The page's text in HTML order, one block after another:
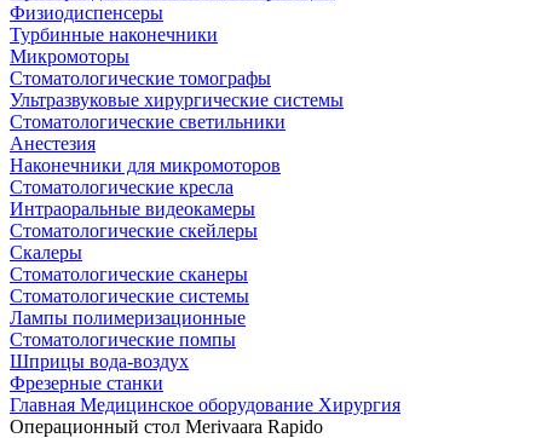
Физиодиспенсеры
Турбинные наконечники
Микромоторы
Стоматологические томографы
Ультразвуковые хирургические системы
Стоматологические светильники
Анестезия
Наконечники для микромоторов
Стоматологические кресла
Интраоральные видеокамеры
Стоматологические скейлеры
Скалеры
Стоматологические сканеры
Стоматологические системы
Лампы полимеризационные
Стоматологические помпы
Шприцы вода-воздух
Фрезерные станки
Главная Медицинское оборудование Хирургия
Операционный стол Merivaara Rapido